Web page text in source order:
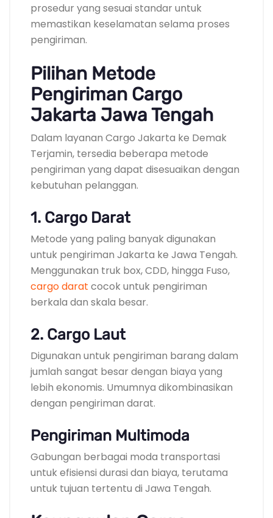
prosedur yang sesuai standar untuk
memastikan keselamatan selama proses
pengiriman.
Pilihan Metode
Pengiriman Cargo
Jakarta Jawa Tengah
Dalam layanan Cargo Jakarta ke Demak
Terjamin, tersedia beberapa metode
pengiriman yang dapat disesuaikan dengan
kebutuhan pelanggan.
1. Cargo Darat
Metode yang paling banyak digunakan
untuk pengiriman Jakarta ke Jawa Tengah.
Menggunakan truk box, CDD, hingga Fuso,
cargo darat cocok untuk pengiriman
berkala dan skala besar.
2. Cargo Laut
Digunakan untuk pengiriman barang dalam
jumlah sangat besar dengan biaya yang
lebih ekonomis. Umumnya dikombinasikan
dengan pengiriman darat.
Pengiriman Multimoda
Gabungan berbagai moda transportasi
untuk efisiensi durasi dan biaya, terutama
untuk tujuan tertentu di Jawa Tengah.